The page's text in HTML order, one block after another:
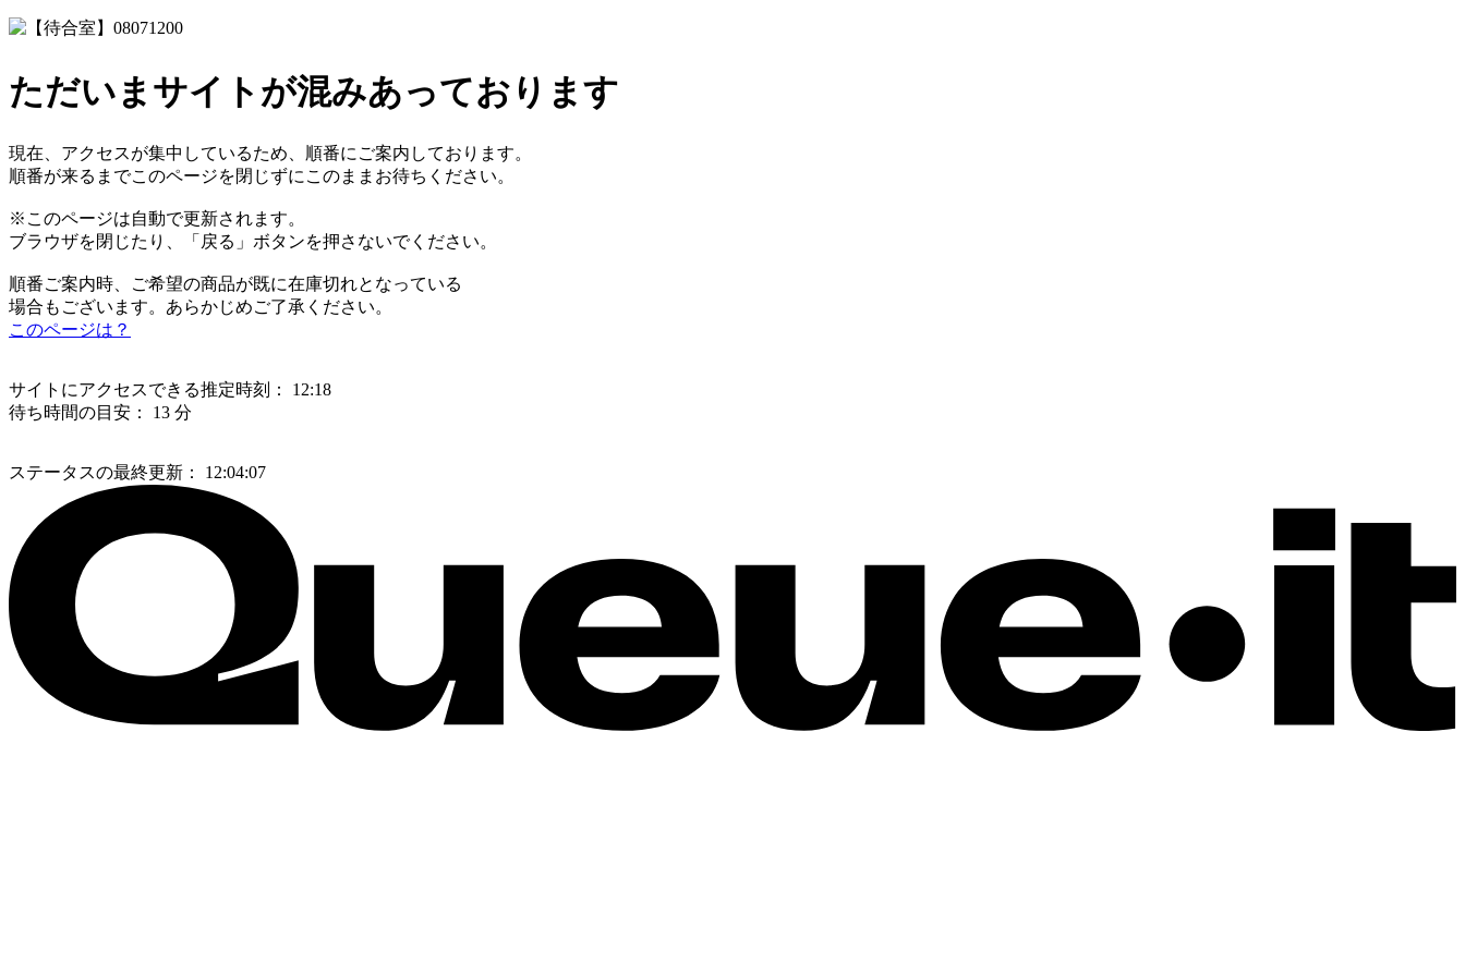
ただいまサイトが混みあっております
現在、アクセスが集中しているため、順番にご案内しております。
順番が来るまでこのページを閉じずにこのままお待ちください。
※このページは自動で更新されます。
ブラウザを閉じたり、「戻る」ボタンを押さないでください。
順番ご案内時、ご希望の商品が既に在庫切れとなっている
場合もございます。あらかじめご了承ください。
このページは？
サイトにアクセスできる推定時刻：
12:18
待ち時間の目安：
13 分
ステータスの最終更新： 12:04:07